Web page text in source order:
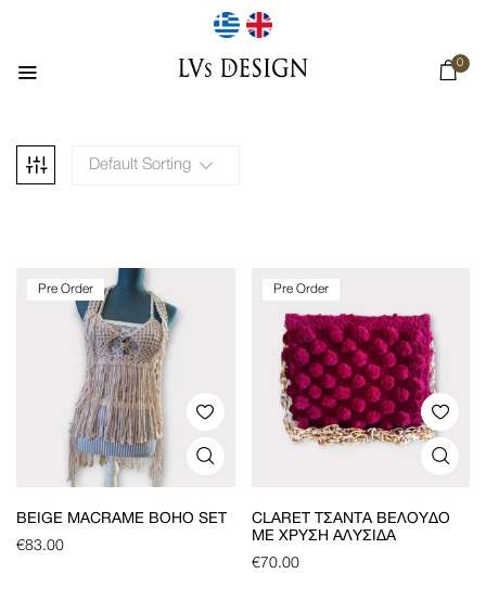
0
Default Sorting
Pre Order
BEIGE MACRAME BOHO SET
€83.00
Pre Order
CLARET ΤΣΆΝΤΑ ΒΕΛΟΎΔΟ
ΜΕ ΧΡΥΣΉ ΑΛΥΣΊΔΑ
€70.00